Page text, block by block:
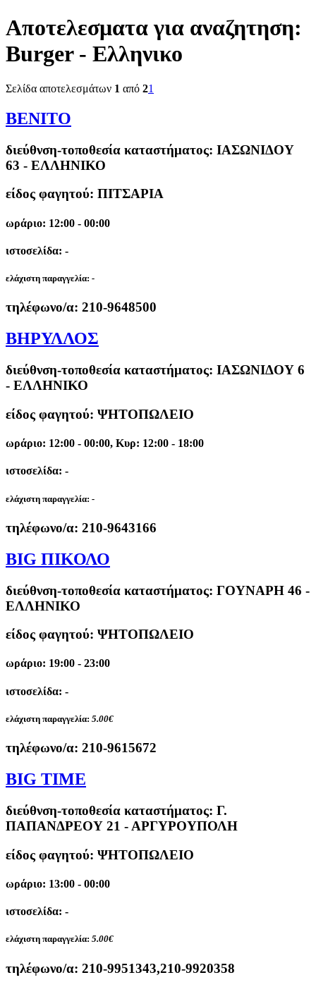
Αποτελεσματα για αναζητηση:
Burger - Ελληνικο
Σελίδα αποτελεσμάτων 1 από 21
ΒΕΝΙΤΟ
διεύθνση-τοποθεσία καταστήματος: ΙΑΣΩΝΙΔΟΥ
63 - ΕΛΛΗΝΙΚΟ
είδος φαγητού: ΠΙΤΣΑΡΙΑ
ωράριο: 12:00 - 00:00
ιστοσελίδα: -
ελάχιστη παραγγελία: -
τηλέφωνο/α: 210-9648500
ΒΗΡΥΛΛΟΣ
διεύθνση-τοποθεσία καταστήματος: ΙΑΣΩΝΙΔΟΥ 6
- ΕΛΛΗΝΙΚΟ
είδος φαγητού: ΨΗΤΟΠΩΛΕΙΟ
ωράριο: 12:00 - 00:00, Κυρ: 12:00 - 18:00
ιστοσελίδα: -
ελάχιστη παραγγελία: -
τηλέφωνο/α: 210-9643166
BIG ΠΙΚΟΛΟ
διεύθνση-τοποθεσία καταστήματος: ΓΟΥΝΑΡΗ 46 -
ΕΛΛΗΝΙΚΟ
είδος φαγητού: ΨΗΤΟΠΩΛΕΙΟ
ωράριο: 19:00 - 23:00
ιστοσελίδα: -
ελάχιστη παραγγελία: 5.00€
τηλέφωνο/α: 210-9615672
ΒΙG TIME
διεύθνση-τοποθεσία καταστήματος: Γ.
ΠΑΠΑΝΔΡΕΟΥ 21 - ΑΡΓΥΡΟΥΠΟΛΗ
είδος φαγητού: ΨΗΤΟΠΩΛΕΙΟ
ωράριο: 13:00 - 00:00
ιστοσελίδα: -
ελάχιστη παραγγελία: 5.00€
τηλέφωνο/α: 210-9951343,210-9920358